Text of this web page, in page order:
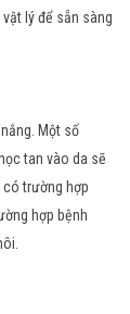
lý để sẵn sàng
Một số
tan vào da sẽ
có trường hợp
hợp bệnh